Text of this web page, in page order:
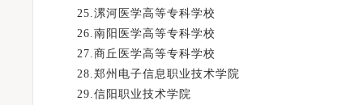
25.漯河医学高等专科学校
26.南阳医学高等专科学校
27.商丘医学高等专科学校
28.郑州电子信息职业技术学院
29.信阳职业技术学院